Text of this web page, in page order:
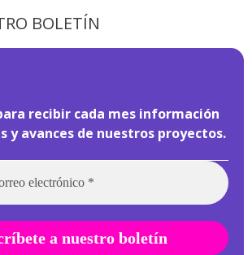
BOLETÍN
recibir cada mes información
y avances de nuestros proyectos.